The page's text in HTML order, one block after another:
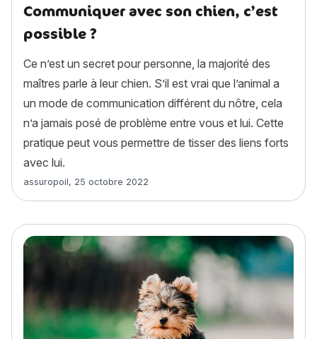
Communiquer avec son chien, c’est
possible ?
Ce n’est un secret pour personne, la majorité des
maîtres parle à leur chien. S’il est vrai que l’animal a
un mode de communication différent du nôtre, cela
n’a jamais posé de problème entre vous et lui. Cette
pratique peut vous permettre de tisser des liens forts
avec lui.
Article rédigé par
assuropoil, 25 octobre 2022